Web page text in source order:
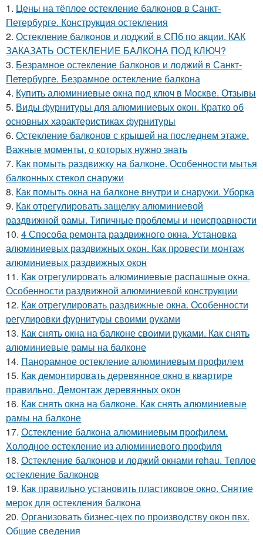
1. Цены на тёплое остекление балконов в Санкт-
Петербурге. Конструкция остекления
2. Остекление балконов и лоджий в СПб по акции. КАК
ЗАКАЗАТЬ ОСТЕКЛЕНИЕ БАЛКОНА ПОД КЛЮЧ?
3. Безрамное остекление балконов и лоджий в Санкт-
Петербурге. Безрамное остекление балкона
4. Купить алюминиевые окна под ключ в Москве. Отзывы
5. Виды фурнитуры для алюминиевых окон. Кратко об
основных характеристиках фурнитуры
6. Остекление балконов с крышей на последнем этаже.
Важные моменты, о которых нужно знать
7. Как помыть раздвижку на балконе. Особенности мытья
балконных стекол снаружи
8. Как помыть окна на балконе внутри и снаружи. Уборка
9. Как отрегулировать защелку алюминиевой
раздвижной рамы. Типичные проблемы и неисправности
10. 4 Способа ремонта раздвижного окна. Установка
алюминиевых раздвижных окон. Как провести монтаж
алюминиевых раздвижных окон
11. Как отрегулировать алюминиевые распашные окна.
Особенности раздвижной алюминиевой конструкции
12. Как отрегулировать раздвижные окна. Особенности
регулировки фурнитуры своими руками
13. Как снять окна на балконе своими руками. Как снять
алюминиевые рамы на балконе
14. Панорамное остекление алюминиевым профилем
15. Как демонтировать деревянное окно в квартире
правильно. Демонтаж деревянных окон
16. Как снять окна на балконе. Как снять алюминиевые
рамы на балконе
17. Остекление балкона алюминиевым профилем.
Холодное остекление из алюминиевого профиля
18. Остекление балконов и лоджий окнами rehau. Теплое
остекление балконов
19. Как правильно установить пластиковое окно. Снятие
мерок для остекления балкона
20. Организовать бизнес-цех по производству окон пвх.
Общие сведения